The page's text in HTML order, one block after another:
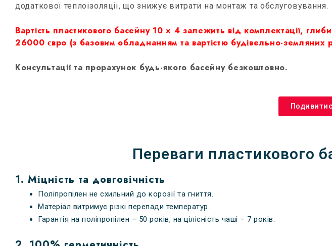
додаткової теплоізоляції, що знижує витрати на монтаж та обслуговування.
Вартість пластикового басейну 10 × 4 залежить від комплектації,
26000 євро (з базовим обладнанням та вартістю будівельно-земляних
Консультації та прорахунок будь-якого басейну безкоштовно.
Переваги пластикового
1. Міцність та довговічність
Поліпропілен не схильний до корозії та гниття.
Матеріал витримує різкі перепади температур.
Гарантія на поліпропілен – 50 років, на цілісність чаші – 7 років.